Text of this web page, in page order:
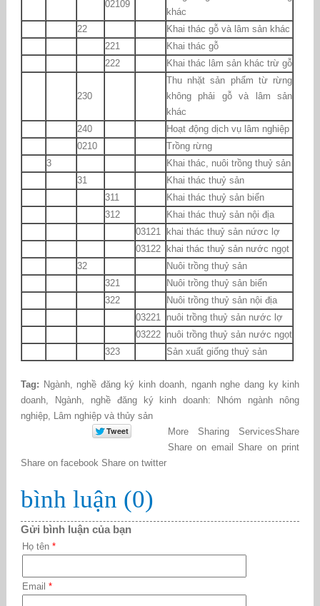
02109
khác
22
Khai thác gỗ và lâm sản khác
221
Khai thác gỗ
222
Khai thác lâm sản khác trừ gỗ
230
Thu nhặt sản phẩm từ rừng
không phải gỗ và lâm sản
khác
240
Hoạt động dịch vụ lâm nghiệp
0210
Trồng rừng
3
Khai thác, nuôi trồng thuỷ sản
31
Khai thác thuỷ sản
311
Khai thác thuỷ sản biển
312
Khai thác thuỷ sản nội địa
03121
khai thác thuỷ sản nứơc lợ
03122
khai thác thuỷ sản nước ngọt
32
Nuôi trồng thuỷ sản
321
Nuôi trồng thuỷ sản biển
322
Nuôi trồng thuỷ sản nội địa
03221
nuôi trồng thuỷ sản nước lợ
03222
nuôi trồng thuỷ sản nước ngọt
323
Sản xuất giống thuỷ sản
Tag: Ngành, nghề đăng ký kinh doanh, nganh nghe dang ky kinh
doanh, Ngành, nghề đăng ký kinh doanh: Nhóm ngành nông
nghiệp, Lâm nghiệp và thủy sản
More Sharing ServicesShare
Share on email
Share on print
Share on facebook Share on twitter
bình luận (0)
Gửi bình luận của bạn
Họ tên *
Email *